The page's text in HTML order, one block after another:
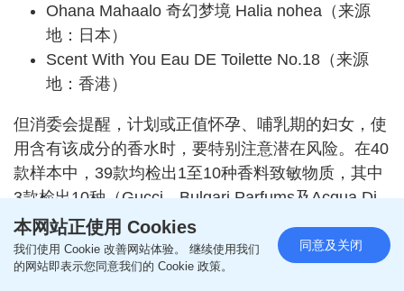
Ohana Mahaalo 奇幻梦境 Halia nohea（来源
地：日本）
Scent With You Eau DE Toilette No.18（来源
地：香港）
但消委会提醒，计划或正值怀孕、哺乳期的妇女，使
用含有该成分的香水时，要特别注意潜在风险。在40
款样本中，39款均检出1至10种香料致敏物质，其中
3款检出10种（Gucci、Bulgari Parfums及Acqua Di
Parma）。近年有海外研究指出，多种过敏原同时存
在可能产生「鸡尾酒效应」，显著增加健康风险。
本网站正使用 Cookies
我们使用 Cookie 改善网站体验。 继续使用我们
的网站即表示您同意我们的 Cookie 政策。
同意及关闭